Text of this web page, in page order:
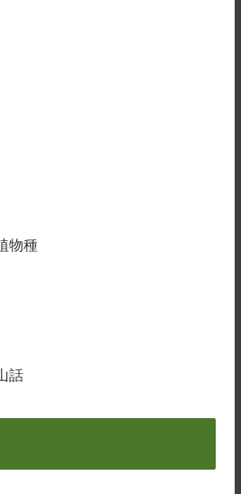
物種
話